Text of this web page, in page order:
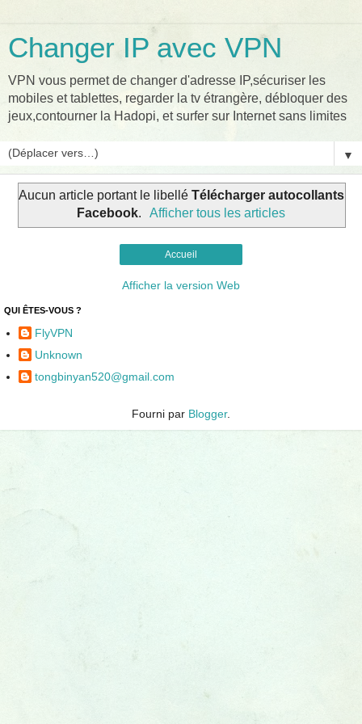
Changer IP avec VPN
VPN vous permet de changer d'adresse IP,sécuriser les
mobiles et tablettes, regarder la tv étrangère, débloquer des
jeux,contourner la Hadopi, et surfer sur Internet sans limites
▼
Aucun article portant le libellé Télécharger autocollants
Facebook. Afficher tous les articles
Accueil
Afficher la version Web
QUI ÊTES-VOUS ?
FlyVPN
Unknown
tongbinyan520@gmail.com
Fourni par Blogger.